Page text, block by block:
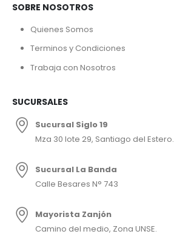
SOBRE NOSOTROS
Quienes Somos
Terminos y Condiciones
Trabaja con Nosotros
SUCURSALES
Sucursal Siglo 19
Mza 30 lote 29, Santiago del Estero.
Sucursal La Banda
Calle Besares N° 743
Mayorista Zanjón
Camino del medio, Zona UNSE.